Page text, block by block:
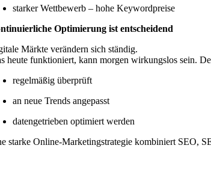
starker Wettbewerb – hohe Keywordpreise
Optimierung ist entscheidend
Märkte verändern sich ständig.
heute funktioniert, kann morgen wirkungslos sein.
regelmäßig überprüft
an neue Trends angepasst
datengetrieben optimiert werden
starke Online-Marketingstrategie kombiniert SEO,